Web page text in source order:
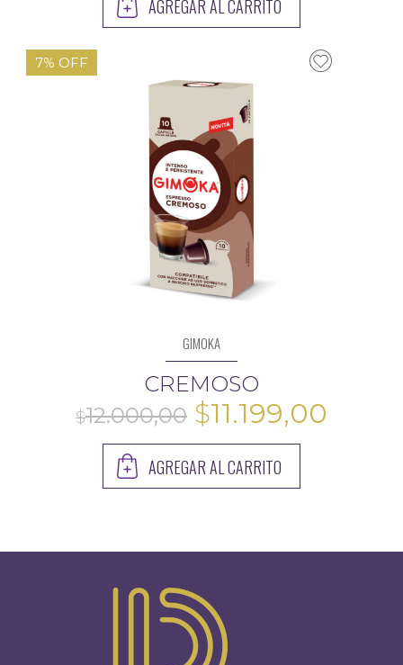
13.599,00
13.599,00
original
$13.599,00.
es:
AGREGAR AL CARRITO
7% OFF
GIMOKA
CREMOSO
El
precio
original
$12.000,00.
$11.199,00
AGREGAR AL CARRITO